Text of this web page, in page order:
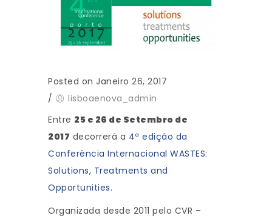
Posted on Janeiro 26, 2017
/
lisboaenova_admin
Entre 25 e 26 de Setembro de
2017 decorrerá a 4ª edição da
Conferência Internacional WASTES:
Solutions, Treatments and
Opportunities.
Organizada desde 2011 pelo CVR –